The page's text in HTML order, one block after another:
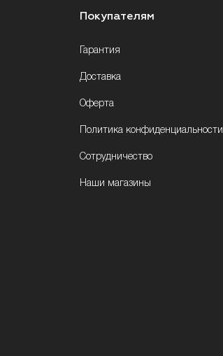
Покупателям
Гарантия
Доставка
Оферта
Политика конфиденциальности
Сотрудничество
Наши магазины